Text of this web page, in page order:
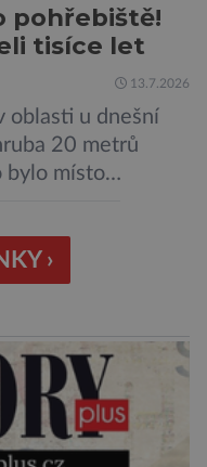
pohřebiště!
tisíce let
13.7.2026
oblasti u dnešní
20 metrů
bylo místo
té starší. Na
experti ze
›